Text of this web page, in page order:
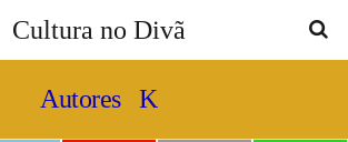
Cultura no Divã
Autores K